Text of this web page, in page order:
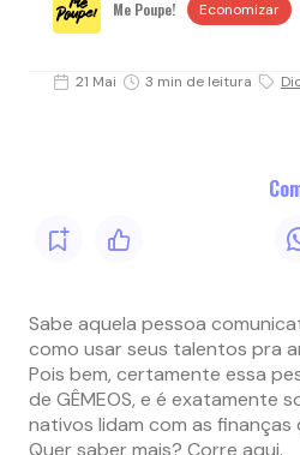
Me Poupe! Economizar
21 Mai 3 min de leitura
Sabe aquela pessoa
como usar seus talentos pra
Pois bem, certamente essa
de GÊMEOS, e é exatamente
nativos lidam com as finanças
Quer saber mais? Corre aqui.